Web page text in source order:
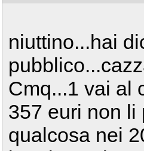
niuttino...hai
Cmq...1 vai al
357 euri non li
qualcosa nei